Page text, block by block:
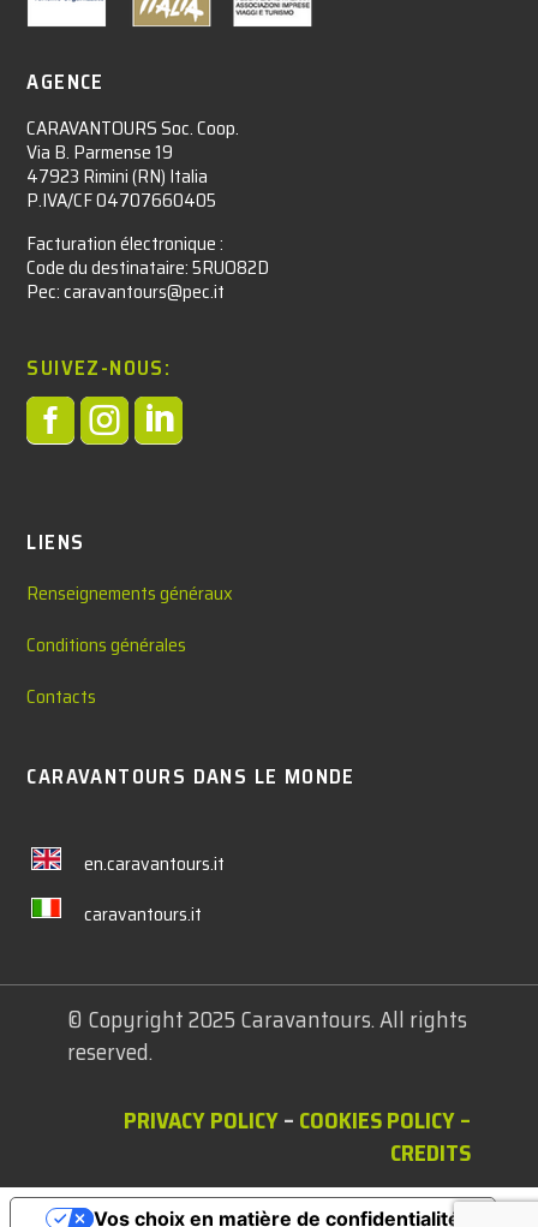
AGENCE
CARAVANTOURS Soc. Coop.
Via B. Parmense 19
47923 Rimini (RN) Italia
P.IVA/CF 04707660405
Facturation électronique :​
Code du destinataire: 5RUO82D
Pec: caravantours@pec.it
SUIVEZ-NOUS:

LIENS
Renseignements généraux
Conditions générales
Contacts
CARAVANTOURS DANS LE MONDE
en.caravantours.it
caravantours.it
© Copyright 2025 Caravantours. All rights
reserved.
PRIVACY POLICY– COOKIES POLICY–
CREDITS
Vos choix en matière de confidentialité